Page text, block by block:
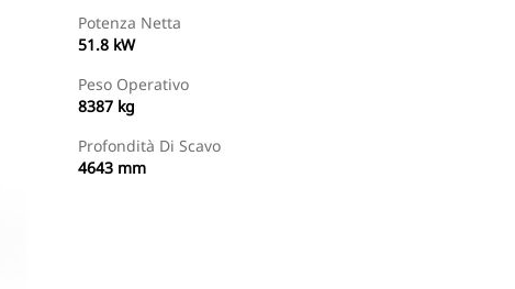
Potenza Netta
51.8 kW
Peso Operativo
8387 kg
Profondità Di Scavo
4643 mm